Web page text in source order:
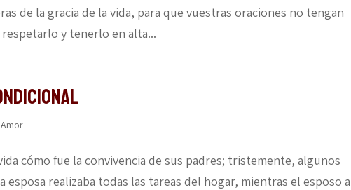
de la gracia de la vida, para que vuestras oraciones no tengan
y tenerlo en alta...
cómo fue la convivencia de sus padres; tristemente, algunos
esposa realizaba todas las tareas del hogar, mientras el esposo